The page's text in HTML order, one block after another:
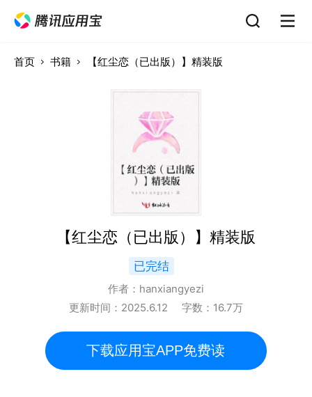
首页 书籍 【红尘恋（已出版）】精装版
【红尘恋（已出版）】精装版
已完结
作者： hanxiangyezi
更新时间： 2025.6.12 字数： 16.7万
下载应用宝APP免费读